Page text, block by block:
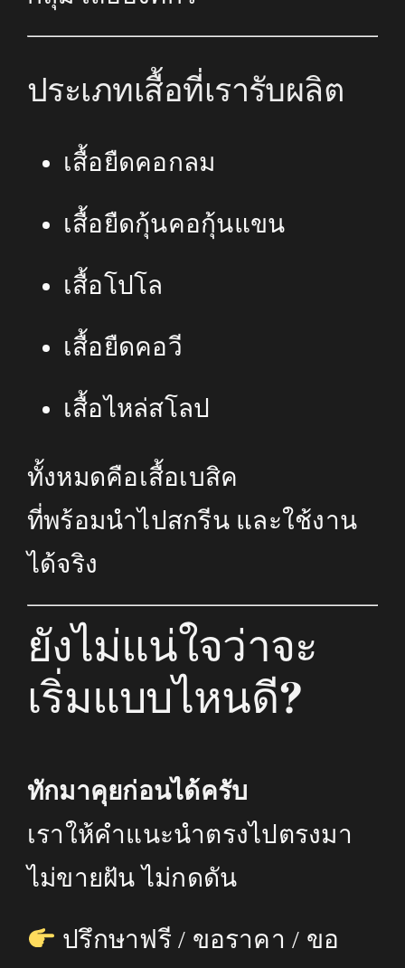
ประเภทเสื้อที่เรารับผลิต
เสื้อยืดคอกลม
เสื้อยืดกุ้นคอกุ้นแขน
เสื้อโปโล
เสื้อยืดคอวี
เสื้อไหล่สโลป
ทั้งหมดคือเสื้อเบสิค
ที่พร้อมนำไปสกรีน และใช้งาน
ได้จริง
ยังไม่แน่ใจว่าจะ
เริ่มแบบไหนดี?
ทักมาคุยก่อนได้ครับ
เราให้คำแนะนำตรงไปตรงมา
ไม่ขายฝัน ไม่กดดัน
ปรึกษาฟรี / ขอราคา / ขอ